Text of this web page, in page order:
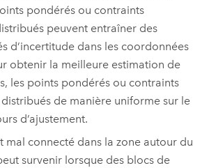
pondérés ou contraints
peuvent entraîner des
d’incertitude dans les coordonnées
obtenir la meilleure estimation de
les points pondérés ou contraints
de manière uniforme sur le
d’ajustement.
mal connecté dans la zone autour du
survenir lorsque des blocs de